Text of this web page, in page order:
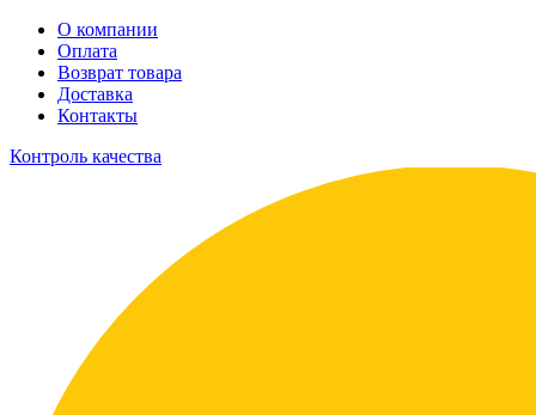
О компании
Оплата
Возврат товара
Доставка
Контакты
Контроль качества